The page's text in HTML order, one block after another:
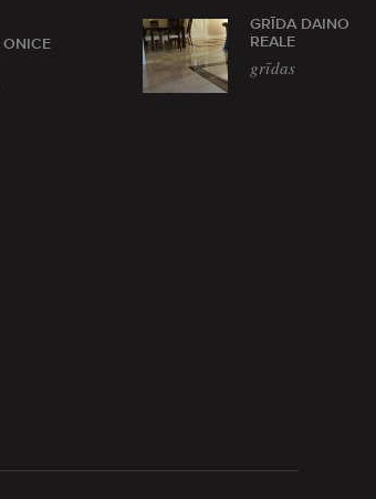
ONICE
GRĪDA DAINO
REALE
grīdas